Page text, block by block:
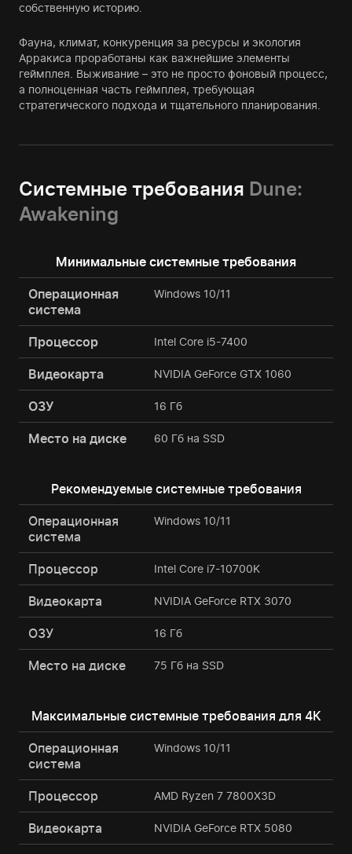
собственную историю.
Фауна, климат, конкуренция за ресурсы и экология
Арракиса проработаны как важнейшие элементы
геймплея. Выживание – это не просто фоновый процесс,
а полноценная часть геймплея, требующая
стратегического подхода и тщательного планирования.
Системные требования Dune:
Awakening
Минимальные системные требования
Операционная
система
Windows 10/11
Процессор Intel Core i5-7400
Видеокарта NVIDIA GeForce GTX 1060
ОЗУ 16 Гб
Место на диске 60 Гб на SSD
Рекомендуемые системные требования
Операционная
система
Windows 10/11
Процессор Intel Core i7-10700K
Видеокарта NVIDIA GeForce RTX 3070
ОЗУ 16 Гб
Место на диске 75 Гб на SSD
Максимальные системные требования для 4К
Операционная
система
Windows 10/11
Процессор AMD Ryzen 7 7800X3D
Видеокарта NVIDIA GeForce RTX 5080